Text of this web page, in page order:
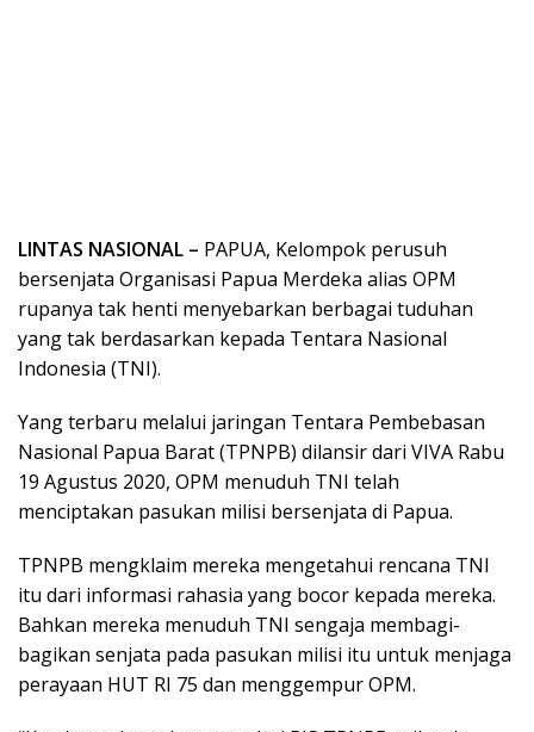
LINTAS NASIONAL – PAPUA, Kelompok perusuh
bersenjata Organisasi Papua Merdeka alias OPM
rupanya tak henti menyebarkan berbagai tuduhan
yang tak berdasarkan kepada Tentara Nasional
Indonesia (TNI).
Yang terbaru melalui jaringan Tentara Pembebasan
Nasional Papua Barat (TPNPB) dilansir dari VIVA Rabu
19 Agustus 2020, OPM menuduh TNI telah
menciptakan pasukan milisi bersenjata di Papua.
TPNPB mengklaim mereka mengetahui rencana TNI
itu dari informasi rahasia yang bocor kepada mereka.
Bahkan mereka menuduh TNI sengaja membagi-
bagikan senjata pada pasukan milisi itu untuk menjaga
perayaan HUT RI 75 dan menggempur OPM.